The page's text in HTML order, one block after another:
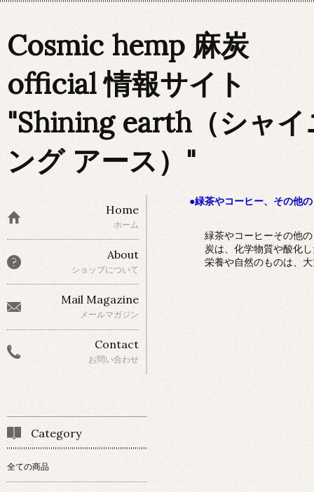
Cosmic hemp 麻炭
official 情報サイト
"Shining earth（シャイ
ング アース）"
●緑茶やコーヒー、その他
緑茶やコーヒーその他の
炭は、化学物質や酸化し
栄養や自然のものは、大
Home
ホーム
About
ショップについて
Mail Magazine
メールマガジン
Contact
お問い合わせ
Category
全ての商品